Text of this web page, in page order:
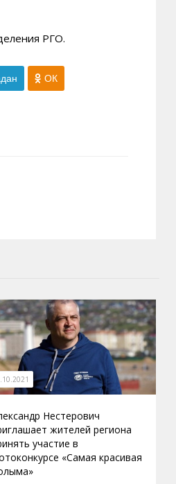
РГО.
ОК
Нестерович
жителей региона
участие в
«Самая красивая